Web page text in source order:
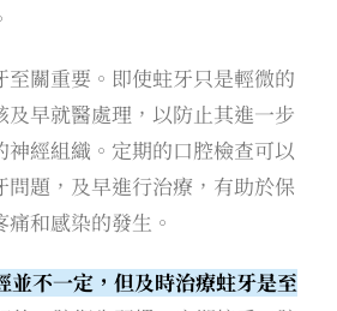
至關重要。即使蛀牙只是輕微的
及早就醫處理，以防止其進一步
神經組織。定期的口腔檢查可以
問題，及早進行治療，有助於保
和感染的發生。
並不一定，但及時治療蛀牙是至